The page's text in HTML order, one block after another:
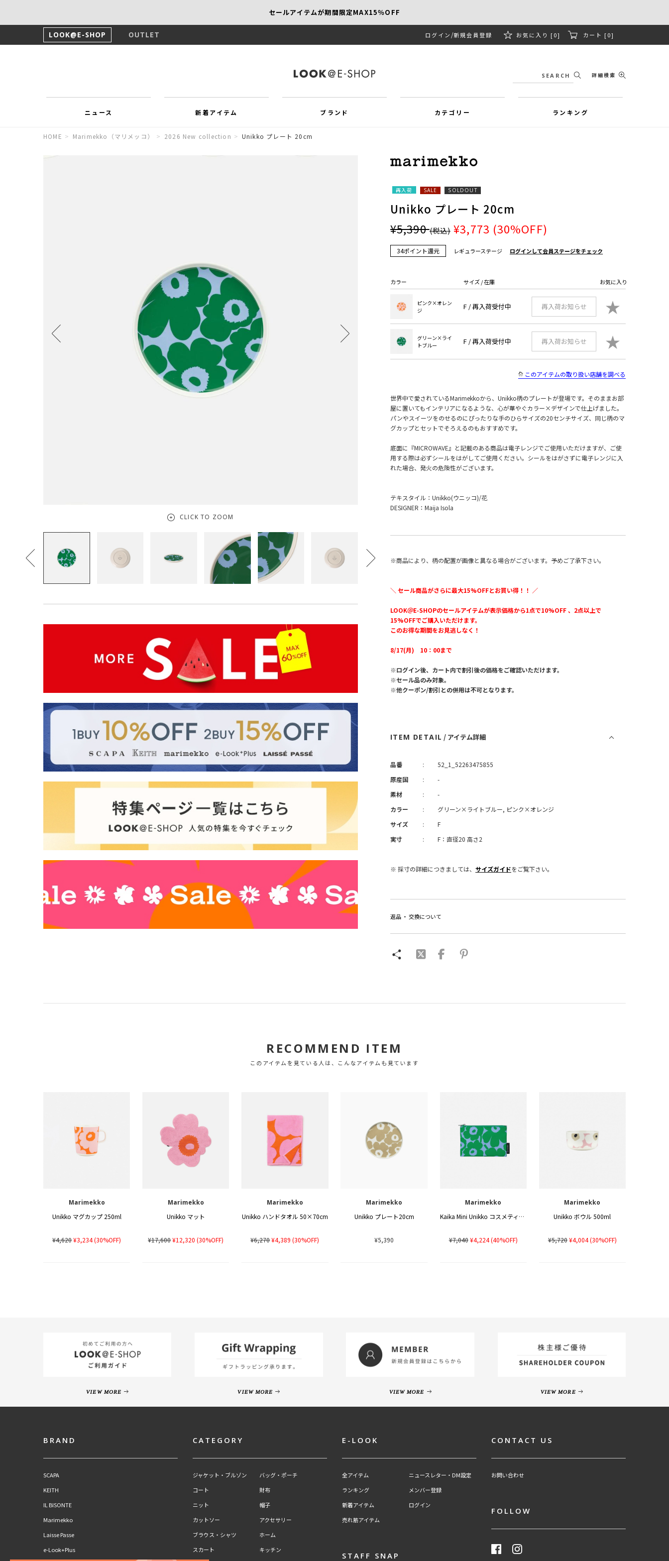
セールアイテムが期間限定MAX15％OFF
LOOK@E-SHOP OUTLET ログイン 新規会員登録 お気に入り [0] カート [0]
詳細検索
ニュース 新着アイテム ブランド カテゴリー ランキング
HOME > Marimekko（マリメッコ） > 2026 New collection > Unikko プレート 20cm
CLICK TO ZOOM
再入荷 SALE SOLDOUT
Unikko プレート 20cm
¥5,390(税込) ¥3,773 (30%OFF)
34ポイント還元 レギュラーステージ ログインして会員ステージをチェック
カラー サイズ / 在庫 お気に入り
ピンク×オレン
ジ
F /再入荷受付中 再入荷お知らせ ★
グリーン×ライ
トブルー
F /再入荷受付中 再入荷お知らせ ★
このアイテムの取り扱い店舗を調べる
世界中で愛されているMarimekkoから、Unikko柄のプレートが登場です。そのままお部
屋に置いてもインテリアになるような、心が華やぐカラー×デザインで仕上げました。
パンやスイーツをのせるのにぴったりな手のひらサイズの20センチサイズ、同じ柄のマ
グカップとセットでそろえるのもおすすめです。
底面に『MICROWAVE』と記載のある商品は電子レンジでご使用いただけますが、ご使
用する際は必ずシールをはがしてご使用ください。シールをはがさずに電子レンジに入
れた場合、発火の危険性がございます。
テキスタイル：Unikko(ウニッコ)/花
DESIGNER：Maija Isola
※商品により、柄の配置が画像と異なる場合がございます。予めご了承下さい。
＼ セール商品がさらに最大15%OFFとお買い得！！ ／
LOOK＠E-SHOPのセールアイテムが表示価格から1点で10%OFF 、2点以上で
15%OFFでご購入いただけます。
このお得な期間をお見逃しなく！
8/17(月) 10：00まで
※ログイン後、カート内で割引後の価格をご確認いただけます。
※セール品のみ対象。
※他クーポン/割引との併用は不可となります。
ITEM DETAIL / アイテム詳細
品番 :
52_1_52263475855
原産国
:
-
素材
:
-
カラー
:
グリーン×ライトブルー, ピンク×オレンジ
サイズ
:
F
実寸
: F：直径20 高さ2
※ 採寸の詳細につきましては、サイズガイドをご覧下さい。
返品 ・ 交換について
RECOMMEND ITEM
このアイテムを見ている人は、こんなアイテムも見ています
Marimekko
Unikko マグカップ 250ml
¥4,620¥3,234(30%OFF)
Marimekko
Unikko マット
¥17,600¥12,320 (30%OFF)
Marimekko
Unikko ハンドタオル 50×70cm
¥6,270¥4,389 (30%OFF)
Marimekko
Unikko プレート20cm
¥5,390
Marimekko
Kaika Mini Unikko コスメティックバッグ
¥7,040¥4,224(40%OFF)
Marimekko
Unikko ボウル 500ml
¥5,720¥4,004(30%OFF)
VIEW MORE VIEW MORE VIEW MORE VIEW MORE
BRAND
SCAPA
KEITH
IL BISONTE
Marimekko
Laisse Passe
e-Look+Plus
CATEGORY
ジャケット・ブルゾン
コート
ニット
カットソー
ブラウス・シャツ
スカート
バッグ・ポーチ
財布
帽子
アクセサリー
ホーム
キッチン
E-LOOK
全アイテム
ランキング
新着アイテム
売れ筋アイテム
ニュースレター・DM設定
メンバー登録
ログイン
CONTACT US
お問い合わせ
FOLLOW
STAFF SNAP